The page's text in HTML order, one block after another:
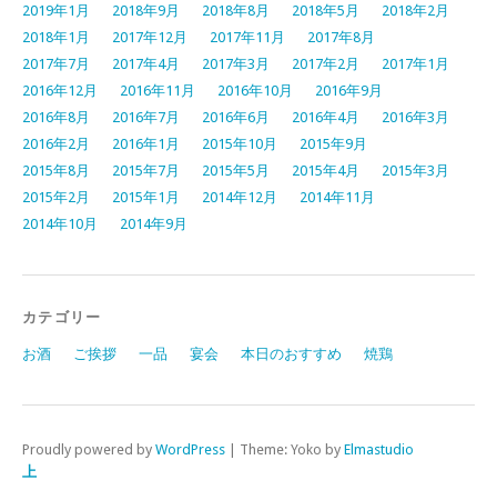
2019年1月
2018年9月 2018年8月 2018年5月
2018年2月
2018年1月
2017年12月 2017年11月
2017年8月
2017年7月
2017年4月 2017年3月 2017年2月
2017年1月
2016年12月
2016年11月 2016年10月
2016年9月
2016年8月
2016年7月 2016年6月 2016年4月
2016年3月
2016年2月
2016年1月 2015年10月
2015年9月
2015年8月
2015年7月 2015年5月 2015年4月
2015年3月
2015年2月
2015年1月 2014年12月
2014年11月
2014年10月
2014年9月
カテゴリー
お酒 ご挨拶 一品 宴会 本日のおすすめ 焼鶏
Proudly powered by WordPress | Theme: Yoko by Elmastudio
上